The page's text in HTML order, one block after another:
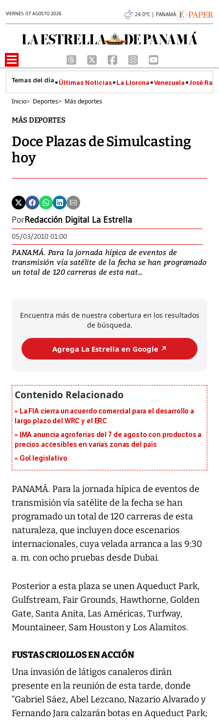
VIERNES 07 AGOSTO 2026 24.0°C | PANAMÁ
Últimas Noticias La Llorona Venezuela José
Inicio> Deportes> Más deportes
MÁS DEPORTES
Doce Plazas de Simulcasting
hoy
PorRedacción Digital La Estrella
05/03/2010 01:00
PANAMÁ. Para la jornada hípica de eventos de
transmisión vía satélite de la fecha se han programado
un total de 120 carreras de esta nat...
Encuentra más de nuestra cobertura en los resultados
de búsqueda.
Agrega La Estrella en Google ↗️
La FIA cierra un acuerdo comercial para el desarrollo a
largo plazo del WRC y el ERC
IMA anuncia agroferias del 7 de agosto con productos a
precios accesibles en varias zonas del país
Gol legislativo
PANAMÁ. Para la jornada hípica de eventos de
transmisión vía satélite de la fecha se han
programado un total de 120 carreras de esta
naturaleza, que incluyen doce escenarios
internacionales, cuya velada arranca a las 9:30
a. m. con ocho pruebas desde Dubai.
Posterior a esta plaza se unen Aqueduct Park,
Gulfstream, Fair Grounds, Hawthorne, Golden
Gate, Santa Anita, Las Américas, Turfway,
Mountaineer, Sam Houston y Los Alamitos.
FUSTAS CRIOLLOS EN ACCIÓN
Una invasión de látigos canaleros dirán
presente en la reunión de esta tarde, donde
“Gabriel Sáez, Abel Lezcano, Nazario Alvarado y
Fernando Jara calzarán botas en Aqueduct Park;